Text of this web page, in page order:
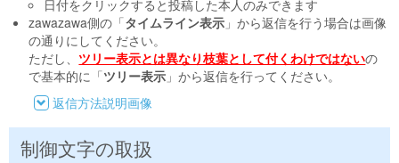
日付をクリックすると投稿した本人のみできます
zawazawa側の「タイムライン表示 」から返信を行う場合は画像
の通りにしてください。
ただし、 ツリー表示とは異なり枝葉として付くわけではないの
で基本的に「ツリー表示 」から返信を行ってください。
返信方法説明画像
制御文字の取扱